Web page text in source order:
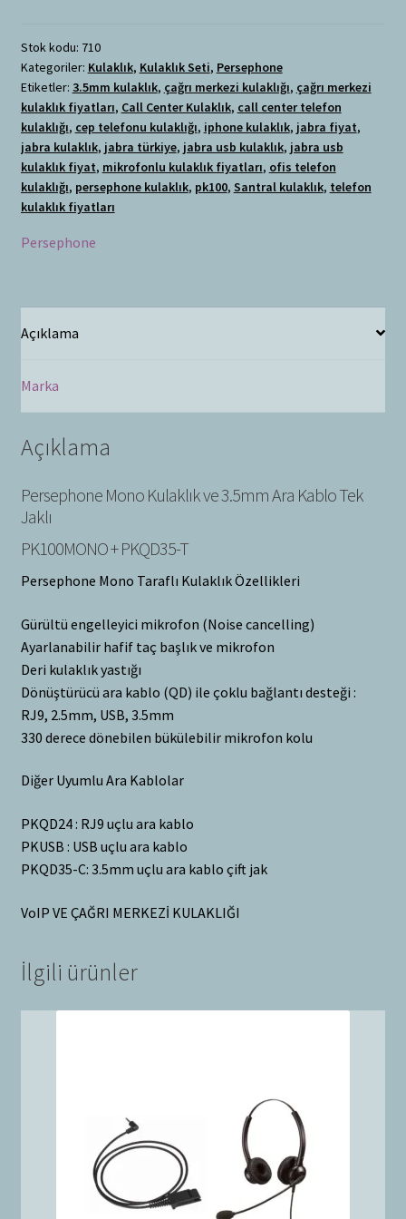
Stok kodu: 710
Kategoriler: Kulaklık, Kulaklık Seti, Persephone
Etiketler: 3.5mm kulaklık, çağrı merkezi kulaklığı, çağrı merkezi
kulaklık fiyatları, Call Center Kulaklık, call center telefon
kulaklığı, cep telefonu kulaklığı, iphone kulaklık, jabra fiyat,
jabra kulaklık, jabra türkiye, jabra usb kulaklık, jabra usb
kulaklık fiyat, mikrofonlu kulaklık fiyatları, ofis telefon
kulaklığı, persephone kulaklık, pk100, Santral kulaklık, telefon
kulaklık fiyatları
Persephone
Açıklama
Marka
Açıklama
Persephone Mono Kulaklık ve 3.5mm Ara Kablo Tek
Jaklı
PK100MONO + PKQD35-T
Persephone Mono Taraflı Kulaklık Özellikleri
Gürültü engelleyici mikrofon (Noise cancelling)
Ayarlanabilir hafif taç başlık ve mikrofon
Deri kulaklık yastığı
Dönüştürücü ara kablo (QD) ile çoklu bağlantı desteği :
RJ9, 2.5mm, USB, 3.5mm
330 derece dönebilen bükülebilir mikrofon kolu
Diğer Uyumlu Ara Kablolar
PKQD24 : RJ9 uçlu ara kablo
PKUSB : USB uçlu ara kablo
PKQD35-C: 3.5mm uçlu ara kablo çift jak
VoIP VE ÇAĞRI MERKEZİ KULAKLIĞI
İlgili ürünler